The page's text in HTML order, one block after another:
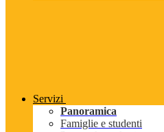
Servizi
Panoramica
Famiglie e studenti